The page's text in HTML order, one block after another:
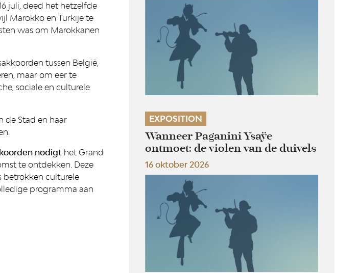
juli, deed het hetzelfde
Marokko en Turkije te
was om Marokkanen
tussen België,
maar om eer te
sociale en culturele
de Stad en haar
nodigt het Grand
te ontdekken. Deze
betrokken culturele
programma aan
EXPOSITION
Wanneer Paganini Ysaÿe
ontmoet: de violen van de duivels
16 oktober 2026